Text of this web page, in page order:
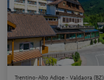
Trentino-Alto Adige - Valdaora (BZ)